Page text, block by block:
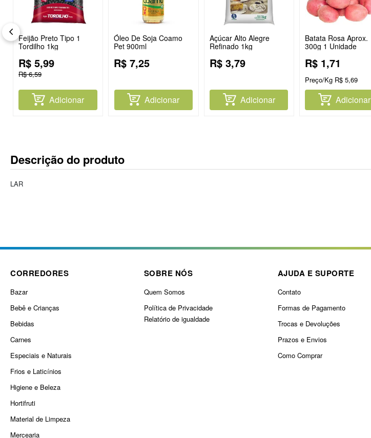
Feijão Preto Tipo 1
Tordilho 1kg
R$ 5,99
R$ 6,59
Adicionar
Óleo De Soja Coamo
Pet 900ml
R$ 7,25
Adicionar
Açúcar Alto Alegre
Refinado 1kg
R$ 3,79
Adicionar
Batata Rosa Aprox.
300g 1 Unidade
R$ 1,71
Preço/Kg R$ 5,69
Adicionar
Descrição do produto
LAR
CORREDORES
Bazar
Bebê e Crianças
Bebidas
Carnes
Especiais e Naturais
Frios e Laticínios
Higiene e Beleza
Hortifruti
Material de Limpeza
Mercearia
SOBRE NÓS
Quem Somos
Política de Privacidade
Relatório de igualdade
AJUDA E SUPORTE
Contato
Formas de Pagamento
Trocas e Devoluções
Prazos e Envios
Como Comprar